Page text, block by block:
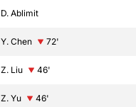
D. Ablimit
Y. Chen 72'
Z. Liu 46'
Z. Yu 46'